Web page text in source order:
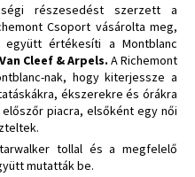
részesedést szerzett a
Csoport vásárolta meg,
együtt értékesíti a Montblanc
Van Cleef & Arpels. A Richemont
nak, hogy kiterjessze a
ékszerekre és órákra
piacra, elsőként egy női
tollal és a megfelelő
mutatták be.